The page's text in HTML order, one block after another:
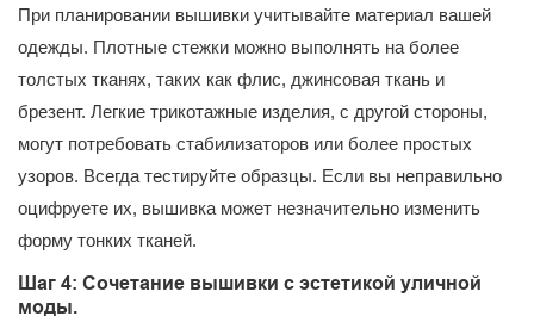
При планировании вышивки учитывайте материал вашей
одежды. Плотные стежки можно выполнять на более
толстых тканях, таких как флис, джинсовая ткань и
брезент. Легкие трикотажные изделия, с другой стороны,
могут потребовать стабилизаторов или более простых
узоров. Всегда тестируйте образцы. Если вы неправильно
оцифруете их, вышивка может незначительно изменить
форму тонких тканей.
Шаг 4: Сочетание вышивки с эстетикой уличной
моды.